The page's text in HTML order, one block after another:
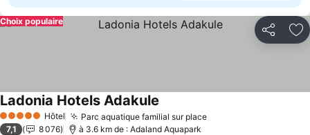
Partager
Choix populaire
5 Étoiles Hôtel Parc aquatique familial sur place
Ladonia Hotels Adakule
7,1 8 076 à 3.6 km de : Adaland Aquapark